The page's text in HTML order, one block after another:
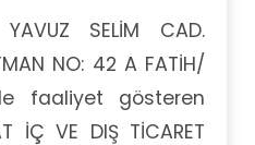
SELİM CAD.
NO: 42 A FATİH/
faaliyet gösteren
İÇ VE DIŞ TİCARET